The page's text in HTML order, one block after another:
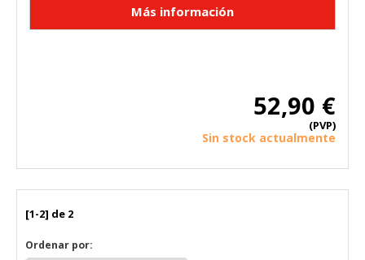
52,90 €
(PVP)
Sin stock actualmente
[1-2] de 2
Ordenar por:
funcione y no se pueden desactivar en nuestros sistemas.
COOKIELEGALFERSAY, VSF904, PHPSESSID, wp-settings-1,
tráfico para poder evaluar el rendimiento de nuestro sitio y
mejorarlo. Nos ayudan a saber qué páginas son las más o
menos visitadas, y cómo los visitantes navegan por el sitio.
agregada y, por lo tanto, es anónima.